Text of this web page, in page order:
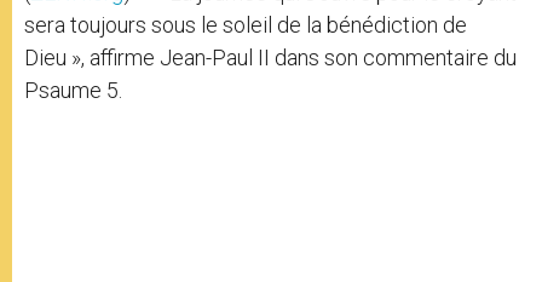
sera toujours sous le soleil de la bénédiction de
Dieu », affirme Jean-Paul II dans son commentaire du
Psaume 5.